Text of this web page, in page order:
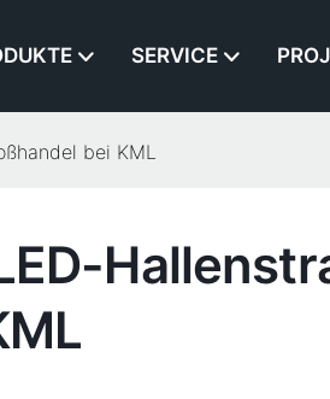
SERVICE
bei KML